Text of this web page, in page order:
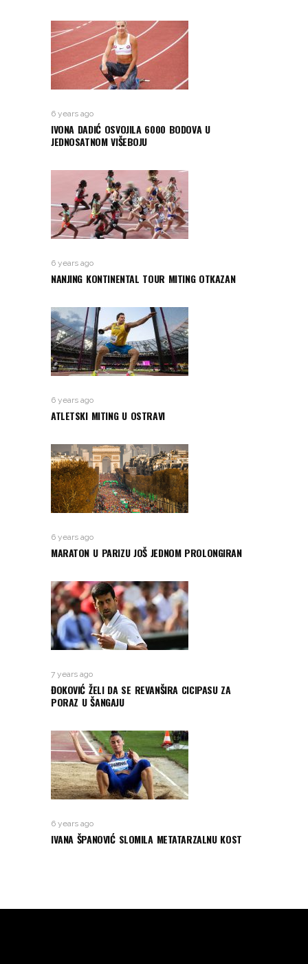
6 years ago
IVONA DADIĆ OSVOJILA 6000 BODOVA U
JEDNOSATNOM VIŠEBOJU
6 years ago
NANJING KONTINENTAL TOUR MITING OTKAZAN
6 years ago
ATLETSKI MITING U OSTRAVI
6 years ago
MARATON U PARIZU JOŠ JEDNOM PROLONGIRAN
7 years ago
ĐOKOVIĆ ŽELI DA SE REVANŠIRA CICIPASU ZA
PORAZ U ŠANGAJU
6 years ago
IVANA ŠPANOVIĆ SLOMILA METATARZALNU KOST